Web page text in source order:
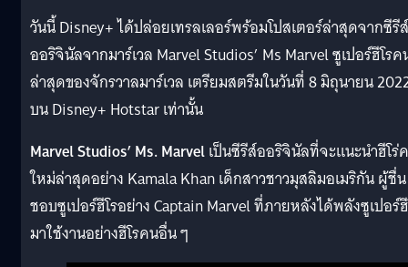
วันนี้ Disney+ ได้ปล่อยเทรลเลอร์พร้อมโปสเตอร์ล่าสุดจากซีรีส์
ออริจินัลจากมาร์เวล Marvel Studios’ Ms Marvel ซูเปอร์ฮีโร
ล่าสุดของจักรวาลมาร์เวล เตรียมสตรีมในวันที่ 8 มิถุนายน
บน Disney+ Hotstar เท่านั้น
Marvel Studios’ Ms. Marvelเป็นซีรีส์ออริจินัลที่จะแนะนำฮีโร่
ใหม่ล่าสุดอย่าง Kamala Khan เด็กสาวชาวมุสลิมอเมริกัน ผู้ชื่น
ชอบซูเปอร์ฮีโรอย่าง Captain Marvel ที่ภายหลังได้พลังซูเปอร์
มาใช้งานอย่างฮีโรคนอื่น ๆ